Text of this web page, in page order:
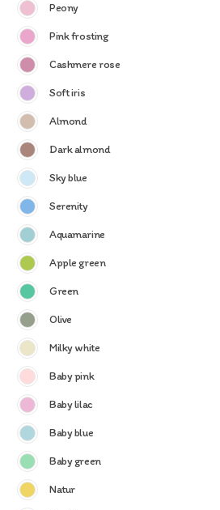
Peony
Pink frosting
Cashmere rose
Soft iris
Almond
Dark almond
Sky blue
Serenity
Aquamarine
Apple green
Green
Olive
Milky white
Baby pink
Baby lilac
Baby blue
Baby green
Natur